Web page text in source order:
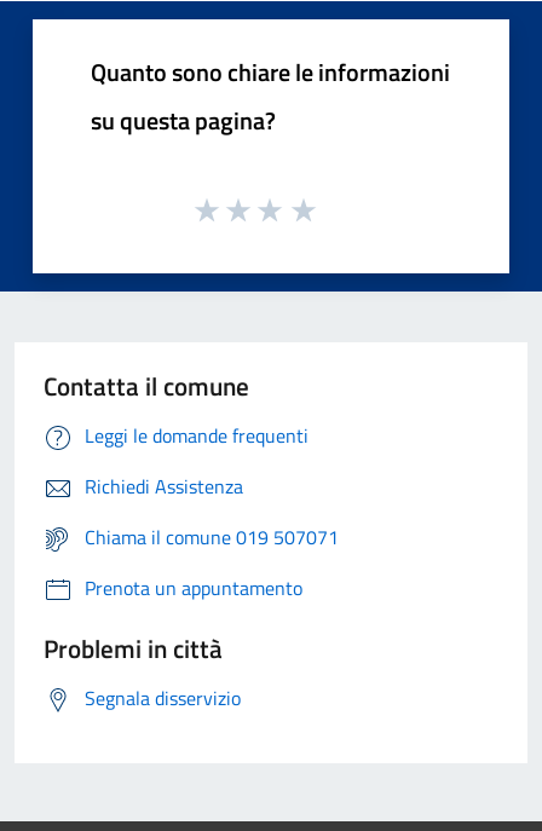
Quanto sono chiare le informazioni
su questa pagina?
Contatta il comune
Leggi le domande frequenti
Richiedi Assistenza
Chiama il comune 019 507071
Prenota un appuntamento
Problemi in città
Segnala disservizio